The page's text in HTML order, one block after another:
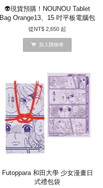
👽現貨預購！NOUNOU Tablet
Bag Orange13、15 吋平板電腦包
從NT$ 2,650 起
加入購物車
Futoppara 和田大學 少女漫畫日
式禮包袋